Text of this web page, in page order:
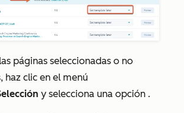
páginas seleccionadas o no
haz clic en el menú
y selecciona una opción .